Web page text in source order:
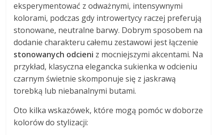
eksperymentować z odważnymi, intensywnymi
kolorami, podczas gdy introwertycy raczej preferują
stonowane, neutralne barwy. Dobrym sposobem na
dodanie charakteru całemu zestawowi jest łączenie
stonowanych odcieni z mocniejszymi akcentami. Na
przykład, klasyczna elegancka sukienka w odcieniu
czarnym świetnie skomponuje się z jaskrawą
torebką lub niebanalnymi butami.
Oto kilka wskazówek, które mogą pomóc w doborze
kolorów do stylizacji: